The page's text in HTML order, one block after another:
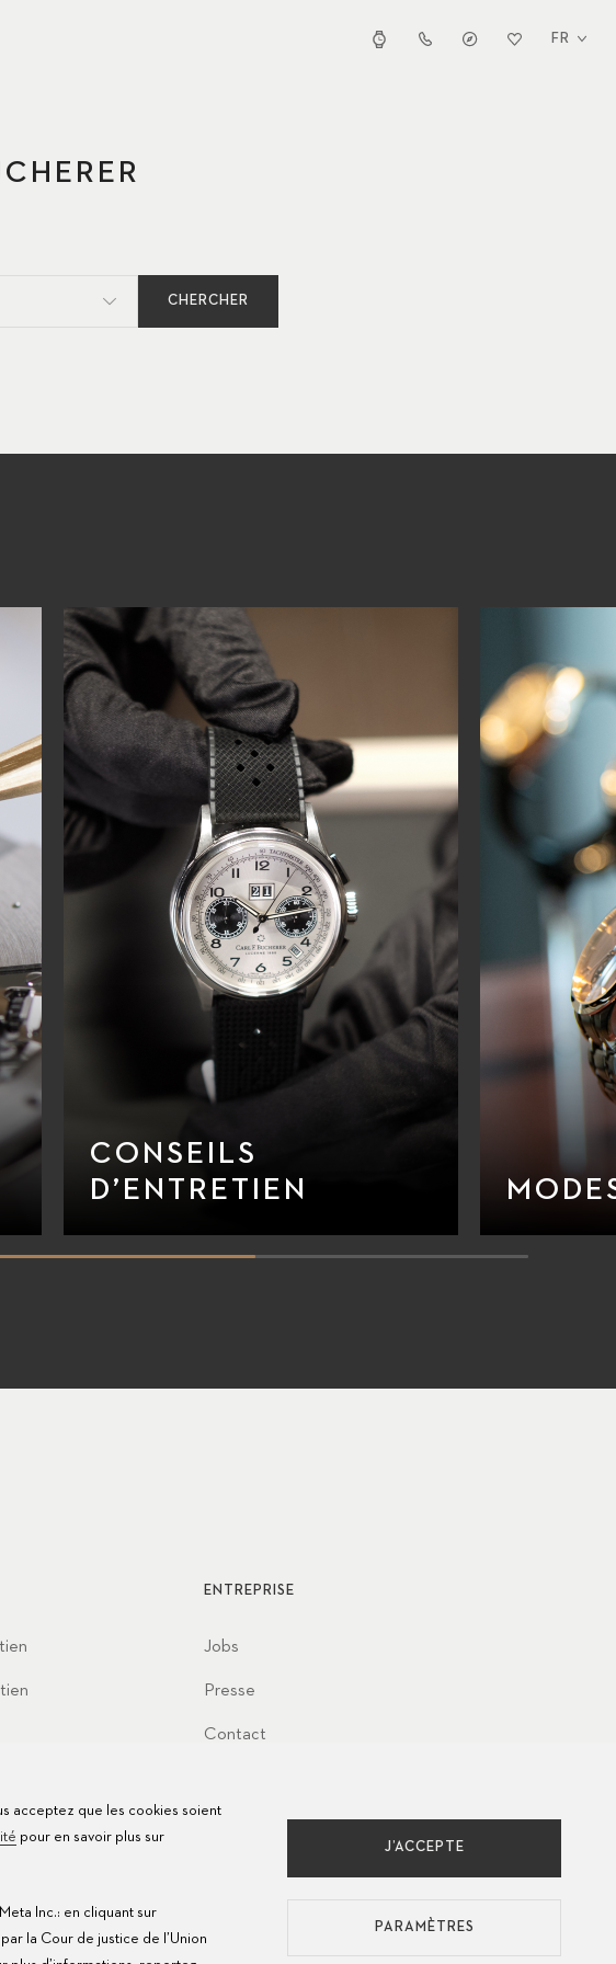
FR
CHERCHER
CONSEILS
D’ENTRETIEN
ENTREPRISE
Jobs
Presse
Contact
acceptez que les cookies soient
pour en savoir plus sur
Inc.: en cliquant sur
la Cour de justice de l’Union
J’ACCEPTE
PARAMÈTRES